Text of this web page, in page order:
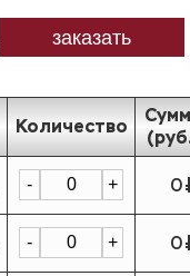
заказать
Количество
- + 0
- + 0